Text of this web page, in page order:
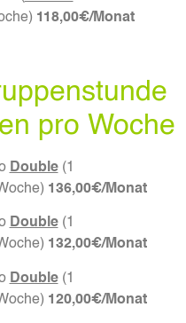
118,00€/Monat
pro Woche
Double(1
136,00€/Monat
Double(1
132,00€/Monat
Double(1
120,00€/Monat